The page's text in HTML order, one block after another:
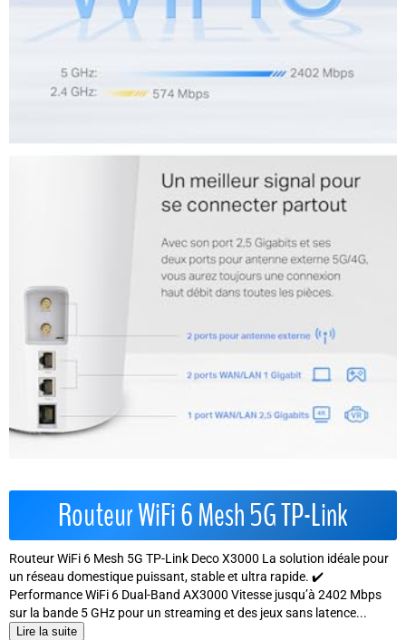
Routeur WiFi 6 Mesh 5G TP-Link
Routeur WiFi 6 Mesh 5G TP-Link Deco X3000 La solution idéale pour
un réseau domestique puissant, stable et ultra rapide. ✔️
Performance WiFi 6 Dual-Band AX3000 Vitesse jusqu’à 2402 Mbps
sur la bande 5 GHz pour un streaming et des jeux sans latence...
Lire la suite